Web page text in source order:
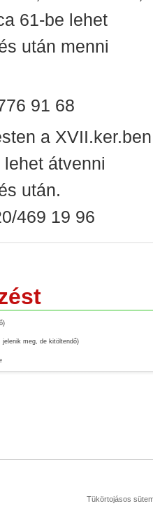
61-be lehet
után menni
91 68
a
átvenni
után.
469 19 96
jelenik meg, de kitöltendő)
Tükörtojásos